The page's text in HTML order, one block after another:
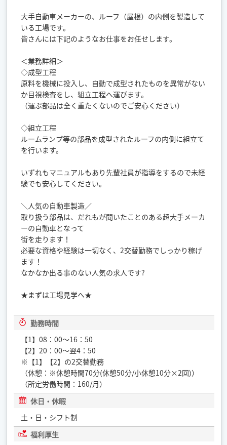
大手自動車メーカーの、ルーフ（屋根）の内側を製造して
いる工場です。
皆さんには下記のようなお仕事をお任せします。
＜業務詳細＞
◇成型工程
原料を機械に投入し、自動で成型されたものを異常がない
か目視検査をし、組立工程へ運びます。
（運ぶ部品は全く重たくないのでご安心ください）
◇組立工程
ルームランプ等の部品を成型されたルーフの内側に組立て
を行います。
いずれもマニュアルもあり先輩社員が指導をするので未経
験でも安心してください。
＼人気の自動車製造／
取り扱う部品は、だれもが聞いたことのある超大手メーカ
ーの自動車となって
街を走ります！
必要な資格や経験は一切なく、2交替勤務でしっかり稼げ
ます！
なかなか出る事のない人気の求人です?
★まずは工場見学へ★
勤務時間
【1】08：00～16：50
【2】20：00～翌4：50
※【1】【2】の2交替勤務
（休憩：※休憩時間70分(休憩50分/小休憩10分×2回)）
（所定労働時間：160/月）
休日・休暇
土・日・シフト制
福利厚生